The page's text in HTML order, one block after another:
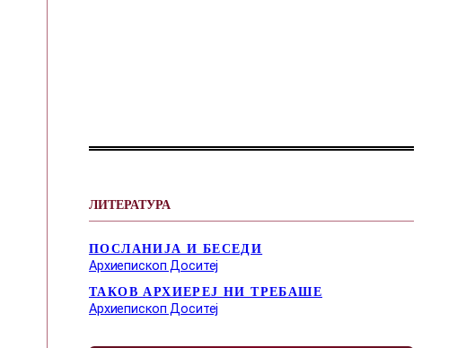
ЛИТЕРАТУРА
ПОСЛАНИЈА И БЕСЕДИ
Архиепископ Доситеј
ТАКОВ АРХИЕРЕЈ НИ ТРЕБАШЕ
Архиепископ Доситеј